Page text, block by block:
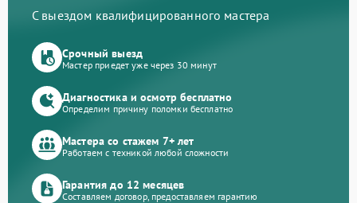
С выездом квалифицированного мастера
Срочный выезд
Мастер приедет уже через 30 минут
Диагностика и осмотр бесплатно
Определим причину поломки бесплатно
Мастера со стажем 7+ лет
Работаем с техникой любой сложности
Гарантия до 12 месяцев
Составляем договор, предоставляем гарантию